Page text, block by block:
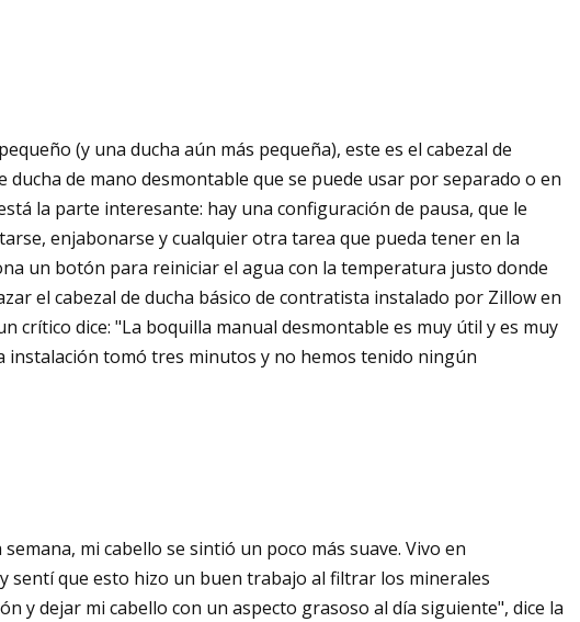
(y una ducha aún más pequeña), este es el cabezal de
de mano desmontable que se puede usar por separado o en
la parte interesante: hay una configuración de pausa, que le
enjabonarse y cualquier otra tarea que pueda tener en la
un botón para reiniciar el agua con la temperatura justo donde
el cabezal de ducha básico de contratista instalado por Zillow en
crítico dice: "La boquilla manual desmontable es muy útil y es muy
instalación tomó tres minutos y no hemos tenido ningún
mi cabello se sintió un poco más suave. Vivo en
sentí que esto hizo un buen trabajo al filtrar los minerales
y dejar mi cabello con un aspecto grasoso al día siguiente", dice la